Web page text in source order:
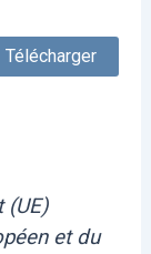
Télécharger
(UE)
et du